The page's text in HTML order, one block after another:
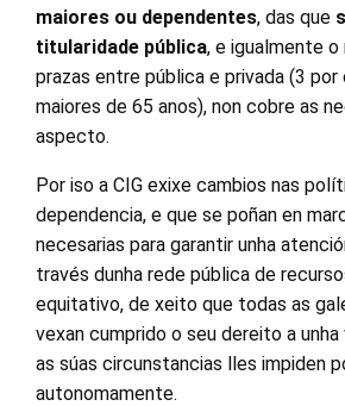
maiores ou dependentes, das que
titularidade pública, e igualmente
prazas entre pública e privada (3 por
maiores de 65 anos), non cobre as
aspecto.
Por iso a CIG exixe cambios nas
dependencia, e que se poñan en
necesarias para garantir unha
través dunha rede pública de
equitativo, de xeito que todas as
vexan cumprido o seu dereito a unha
as súas circunstancias lles impiden
autonomamente.